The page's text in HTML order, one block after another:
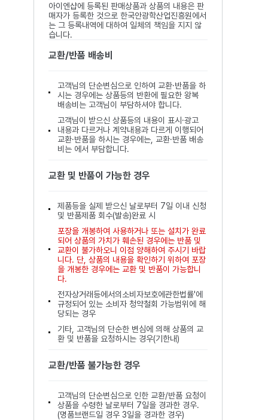
아이엔샵에 등록된 판매상품과 상품의 내용은 판
매자가 등록한 것으로 한국안광학산업진흥원에서
는 그 등록내역에 대하여 일체의 책임을 지지 않
습니다.
교환/반품 배송비
고객님의 단순변심으로 인하여 교환·반품을 하
시는 경우에는 상품등의 반환에 필요한 왕복
배송비는 고객님이 부담하셔야 합니다.
고객님이 받으신 상품등의 내용이 표시·광고
내용과 다르거나 계약내용과 다르게 이행되어
교환·반품을 하시는 경우에는, 교환·반품 배송
비는 에서 부담합니다.
교환 및 반품이 가능한 경우
제품등을 실제 받으신 날로부터 7일 이내 신청
및 반품제품 회수(발송)완료 시
포장을 개봉하여 사용하거나 또는 설치가 완료
되어 상품의 가치가 훼손된 경우에는 반품 및
교환이 불가하오니 이점 양해하여 주시기 바랍
니다. 단, 상품의 내용을 확인하기 위하여 포장
을 개봉한 경우에는 교환 및 반품이 가능합니
다.
전자상거래등에서의소비자보호에관한법률'에
규정되어 있는 소비자 청약철회 가능범위에 해
당되는 경우
기타, 고객님의 단순한 변심에 의해 상품의 교
환 및 반품을 요청하시는 경우(기한내)
교환/반품 불가능한 경우
고객님의 단순변심으로 인한 교환/반품 요청이
상품을 수령한 날로부터 7일을 경과한 경우.
(명품브랜드일 경우 3일을 경과한 경우)